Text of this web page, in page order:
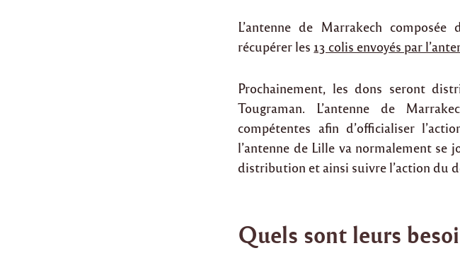
L’antenne de Marrakech
récupérer les 13 colis envoyés par
Prochainement, les dons seront
Tougraman. L’antenne de
compétentes afin d’officialiser
l’antenne de Lille va normalement se
distribution et ainsi suivre l’action du
Quels sont leurs